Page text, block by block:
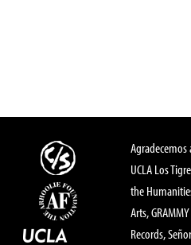
UCLA Los
the
Arts,
Records,